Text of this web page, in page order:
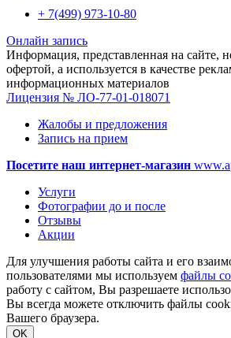
+ 7(499) 973-10-80
Онлайн запись
Информация, представленная на сайте,
офертой, а используется в качестве
информационных материалов
Лицензия № ЛО-77-01-018071
Жалобы и предложения
Запись на прием
Посетите наш интернет-магазин
Услуги
Фотографии до и после
Отзывы
Акции
Для улучшения работы сайта и его
пользователями мы используем файлы
работу с сайтом, Вы разрешаете
Вы всегда можете отключить файлы
Вашего браузера.
OK